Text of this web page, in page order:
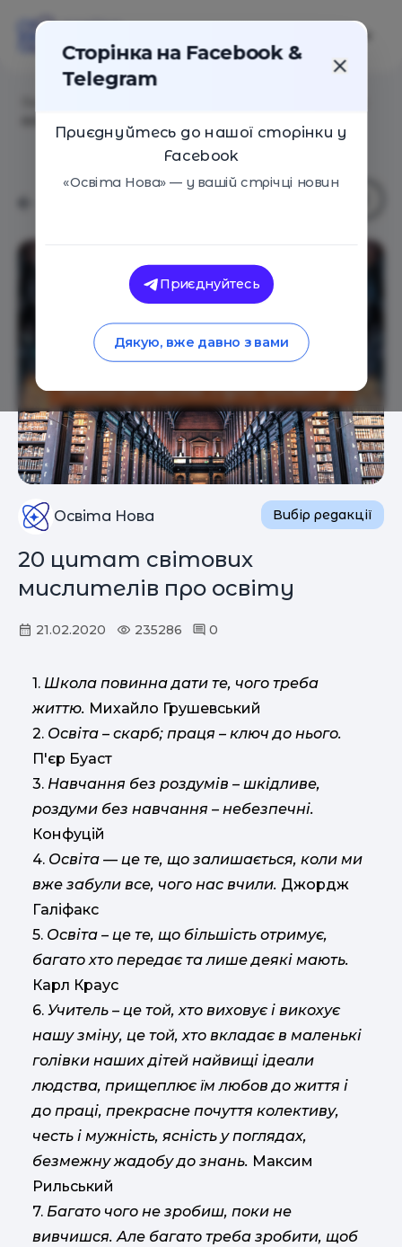
Освіта Нова Вибір редакції
20 цитат світових
мислителів про освіту
21.02.2020 235286 0
1. Школа повинна дати те, чого треба
життю. Михайло Грушевський
2. Освіта – скарб; праця – ключ до нього.
П'єр Буаст
3. Навчання без роздумів – шкідливе,
роздуми без навчання – небезпечні.
Конфуцій
4. Освіта — це те, що залишається, коли ми
вже забули все, чого нас вчили. Джордж
Галіфакс
5. Освіта – це те, що більшість отримує,
багато хто передає та лише деякі мають.
Карл Краус
6. Учитель – це той, хто виховує і викохує
нашу зміну, це той, хто вкладає в маленькі
голівки наших дітей найвищі ідеали
людства, прищеплює їм любов до життя і
до праці, прекрасне почуття колективу,
честь і мужність, ясність у поглядах,
безмежну жадобу до знань. Максим
Рильський
7. Багато чого не зробиш, поки не
вивчишся. Але багато треба зробити, щоб
Сторінка на Facebook &
Telegram
Приєднуйтесь до нашої сторінки у
Facebook
«Освіта Нова» — у вашій стрічці новин
Приєднуйтесь
Дякую, вже давно з вами